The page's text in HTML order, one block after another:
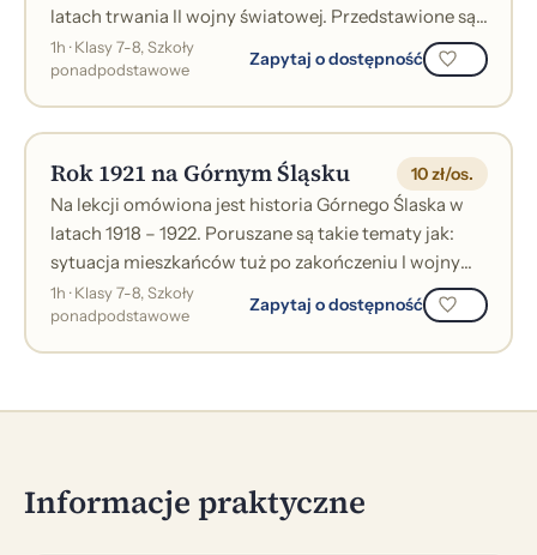
latach trwania II wojny światowej. Przedstawione są
wydarzenia związane z przejści...
1h · Klasy 7-8, Szkoły
ponadpodstawowe
Zapytaj o dostępność
Rok 1921 na Górnym Śląsku 10 zł/os.
Na lekcji omówiona jest historia Górnego Ślaska w
latach 1918 – 1922. Poruszane są takie tematy jak:
sytuacja mieszkańców tuż po zakończeniu I wojny
światowej, trzy powstania śląsk...
1h · Klasy 7-8, Szkoły
ponadpodstawowe
Zapytaj o dostępność
Informacje praktyczne